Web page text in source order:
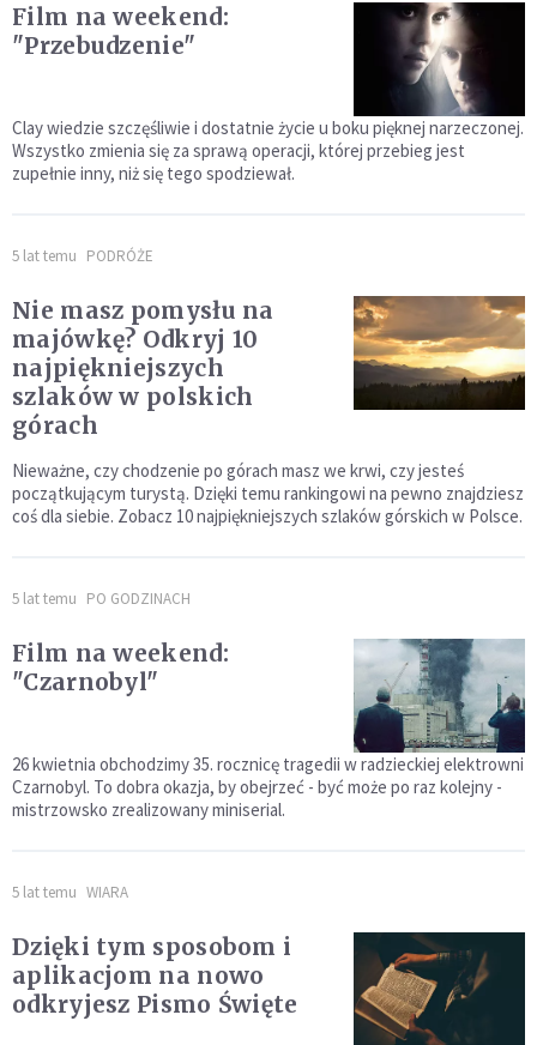
Film na weekend:
"Przebudzenie"
Clay wiedzie szczęśliwie i dostatnie życie u boku pięknej narzeczonej.
Wszystko zmienia się za sprawą operacji, której przebieg jest
zupełnie inny, niż się tego spodziewał.
5 lat temu PODRÓŻE
Nie masz pomysłu na
majówkę? Odkryj 10
najpiękniejszych
szlaków w polskich
górach
Nieważne, czy chodzenie po górach masz we krwi, czy jesteś
początkującym turystą. Dzięki temu rankingowi na pewno znajdziesz
coś dla siebie. Zobacz 10 najpiękniejszych szlaków górskich w Polsce.
5 lat temu PO GODZINACH
Film na weekend:
"Czarnobyl"
26 kwietnia obchodzimy 35. rocznicę tragedii w radzieckiej elektrowni
Czarnobyl. To dobra okazja, by obejrzeć - być może po raz kolejny -
mistrzowsko zrealizowany miniserial.
5 lat temu WIARA
Dzięki tym sposobom i
aplikacjom na nowo
odkryjesz Pismo Święte